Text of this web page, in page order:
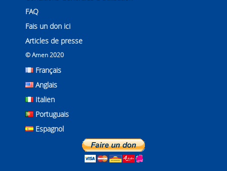
FAQ
Fais un don ici
Articles de presse
© Amen 2020
Français
Anglais
Italien
Portuguais
Espagnol